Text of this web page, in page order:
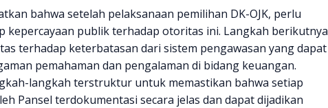
bahwa setelah pelaksanaan pemilihan DK-OJK, perlu
kepercayaan publik terhadap otoritas ini. Langkah berikutnya
terhadap keterbatasan dari sistem pengawasan yang dapat
pemahaman dan pengalaman di bidang keuangan.
langkah terstruktur untuk memastikan bahwa setiap
Pansel terdokumentasi secara jelas dan dapat dijadikan